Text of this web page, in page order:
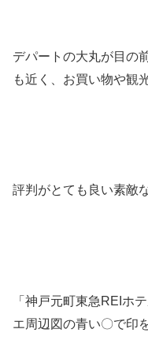
デパートの大丸が目の
も近く、お買い物や観
評判がとても良い素敵
「神戸元町東急REIホ
エ周辺図の青い〇で印